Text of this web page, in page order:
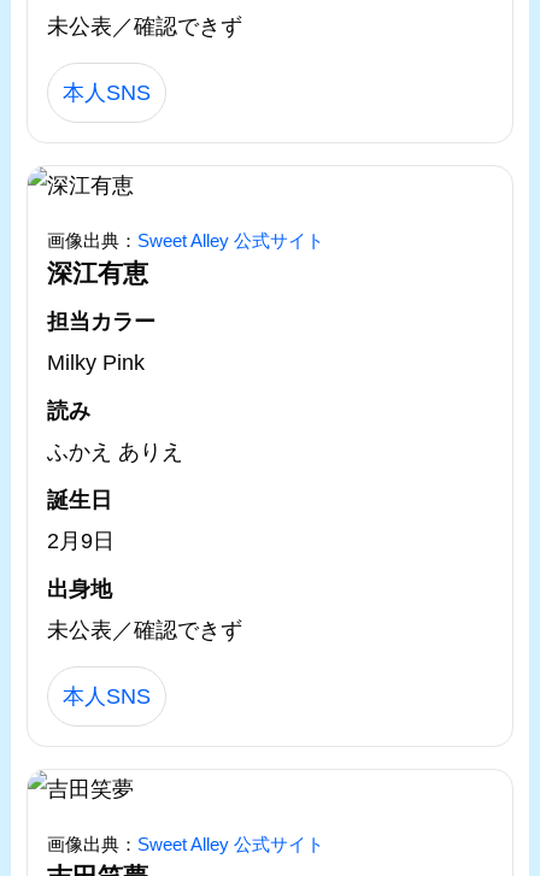
未公表／確認できず
本人SNS
画像出典： Sweet Alley 公式サイト
深江有恵
担当カラー
Milky Pink
読み
ふかえ ありえ
誕生日
2月9日
出身地
未公表／確認できず
本人SNS
画像出典： Sweet Alley 公式サイト